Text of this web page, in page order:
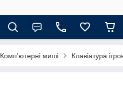
Комп'ютерні миші Клавіатура